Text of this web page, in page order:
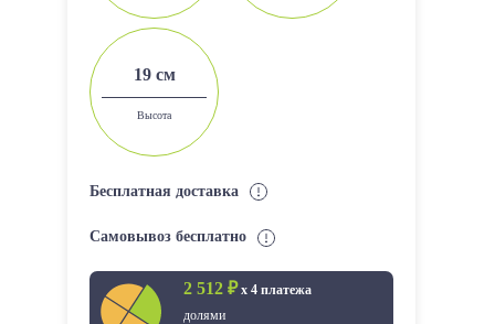
19 см
Высота
Бесплатная доставка
Самовывоз бесплатно
2 512 ₽х 4 платежа
долями